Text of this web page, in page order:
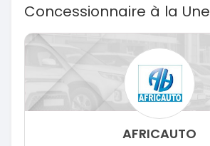
Concessionnaire à la Une
AFRICAUTO